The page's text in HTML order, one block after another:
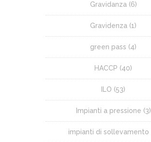
Gravidanza (6)
Gravidenza (1)
green pass (4)
HACCP (40)
ILO (53)
Impianti a pressione (3)
impianti di sollevamento